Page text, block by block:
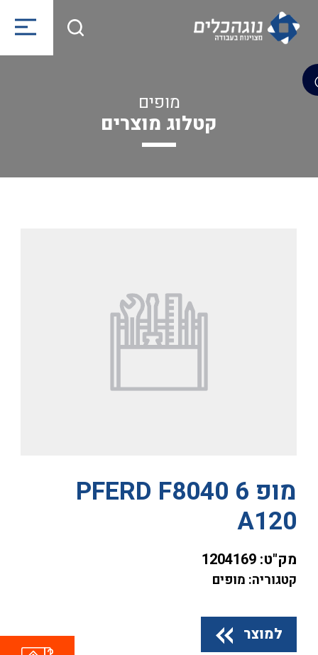
מופים
קטלוג מוצרים
מופ PFERD F8040 6
A120
מק"ט: 1204169
קטגוריה: מופים
למוצר